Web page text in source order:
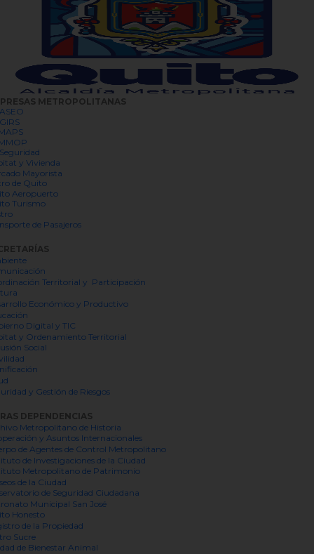
METROPOLITANAS
y Vivienda
Mayorista
de Quito
Aeropuerto
Turismo
de Pasajeros
Territorial y Participación
Económico y Productivo
Digital y TIC
y Ordenamiento Territorial
Social
y Gestión de Riesgos
DEPENDENCIAS
Metropolitano de Historia
y Asuntos Internacionales
de Agentes de Control Metropolitano
de Investigaciones de la Ciudad
Metropolitano de Patrimonio
de la Ciudad
de Seguridad Ciudadana
Municipal San José
Honesto
de la Propiedad
Sucre
de Bienestar Animal